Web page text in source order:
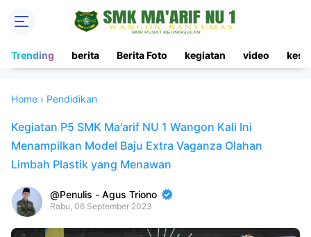
Trending berita Berita Foto kegiatan video
Home › Pendidikan
Kegiatan P5 SMK Ma'arif NU 1 Wangon Kali Ini
Menampilkan Model Baju Extra Vaganza Olahan
Limbah Plastik yang Menawan
Penulis - Agus Triono
Rabu, 06 September 2023